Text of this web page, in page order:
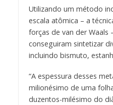
Utilizando um método
escala atômica – a
forças de van der Waals
conseguiram sintetizar
incluindo bismuto,
“A espessura desses
milionésimo de uma
duzentos-milésimo do